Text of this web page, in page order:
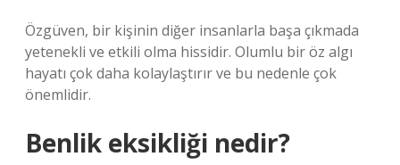
Özgüven, bir kişinin diğer insanlarla başa çıkmada
yetenekli ve etkili olma hissidir. Olumlu bir öz algı
hayatı çok daha kolaylaştırır ve bu nedenle çok
önemlidir.
Benlik eksikliği nedir?